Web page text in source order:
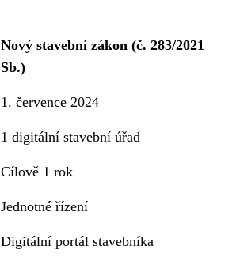
Nový stavební zákon (č. 283/2021
Sb.)
1. července 2024
1 digitální stavební úřad
Cílově 1 rok
Jednotné řízení
Digitální portál stavebníka